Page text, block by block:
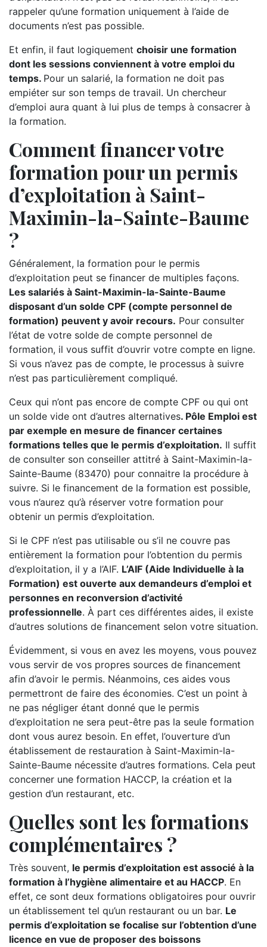
rappeler qu’une formation uniquement à l’aide de
documents n’est pas possible.
Et enfin, il faut logiquement choisir une formation
dont les sessions conviennent à votre emploi du
temps. Pour un salarié, la formation ne doit pas
empiéter sur son temps de travail. Un chercheur
d’emploi aura quant à lui plus de temps à consacrer à
la formation.
Comment financer votre
formation pour un permis
d’exploitation à Saint-
Maximin-la-Sainte-Baume
?
Généralement, la formation pour le permis
d’exploitation peut se financer de multiples façons.
Les salariés à Saint-Maximin-la-Sainte-Baume
disposant d’un solde CPF (compte personnel de
formation) peuvent y avoir recours. Pour consulter
l’état de votre solde de compte personnel de
formation, il vous suffit d’ouvrir votre compte en ligne.
Si vous n’avez pas de compte, le processus à suivre
n’est pas particulièrement compliqué.
Ceux qui n’ont pas encore de compte CPF ou qui ont
un solde vide ont d’autres alternatives. Pôle Emploi est
par exemple en mesure de financer certaines
formations telles que le permis d’exploitation. Il suffit
de consulter son conseiller attitré à Saint-Maximin-la-
Sainte-Baume (83470) pour connaitre la procédure à
suivre. Si le financement de la formation est possible,
vous n’aurez qu’à réserver votre formation pour
obtenir un permis d’exploitation.
Si le CPF n’est pas utilisable ou s’il ne couvre pas
entièrement la formation pour l’obtention du permis
d’exploitation, il y a l’AIF. L’AIF (Aide Individuelle à la
Formation) est ouverte aux demandeurs d’emploi et
personnes en reconversion d’activité
professionnelle. À part ces différentes aides, il existe
d’autres solutions de financement selon votre situation.
Évidemment, si vous en avez les moyens, vous pouvez
vous servir de vos propres sources de financement
afin d’avoir le permis. Néanmoins, ces aides vous
permettront de faire des économies. C’est un point à
ne pas négliger étant donné que le permis
d’exploitation ne sera peut-être pas la seule formation
dont vous aurez besoin. En effet, l’ouverture d’un
établissement de restauration à Saint-Maximin-la-
Sainte-Baume nécessite d’autres formations. Cela peut
concerner une formation HACCP, la création et la
gestion d’un restaurant, etc.
Quelles sont les formations
complémentaires ?
Très souvent, le permis d’exploitation est associé à la
formation à l’hygiène alimentaire et au HACCP. En
effet, ce sont deux formations obligatoires pour ouvrir
un établissement tel qu’un restaurant ou un bar. Le
permis d’exploitation se focalise sur l’obtention d’une
licence en vue de proposer des boissons